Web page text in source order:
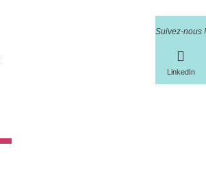
Suivez-nous !
LinkedIn